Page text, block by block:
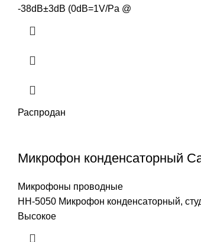
-38dB±3dB (0dB=1V/Pa @
Распродан
Микрофон конденсаторный
Микрофоны проводные
HH-5050 Микрофон конденсаторный,
Высокое